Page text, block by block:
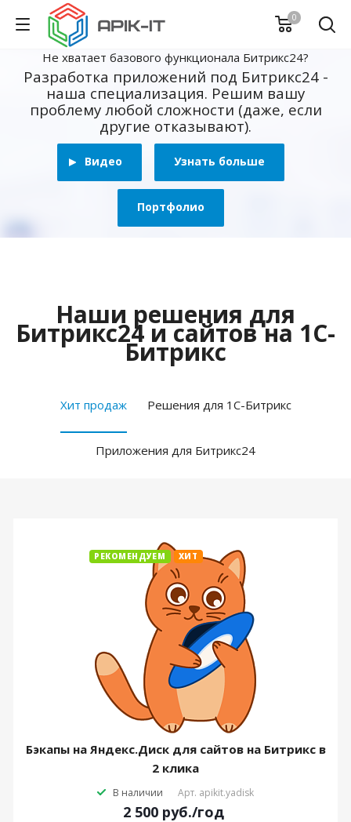
0
Не хватает базового функционала Битрикс24?
Разработка приложений под Битрикс24 -
наша специализация. Решим вашу
проблему любой сложности (даже, если
другие отказывают).
Видео Узнать больше
Портфолио
Наши решения для
Битрикс24 и сайтов на 1С-
Битрикс
Хит продаж Решения для 1С-Битрикс
Приложения для Битрикс24
РЕКОМЕНДУЕМ ХИТ
Бэкапы на Яндекс.Диск для сайтов на Битрикс в
2 клика
В наличии Арт. apikit.yadisk
2 500 руб./год